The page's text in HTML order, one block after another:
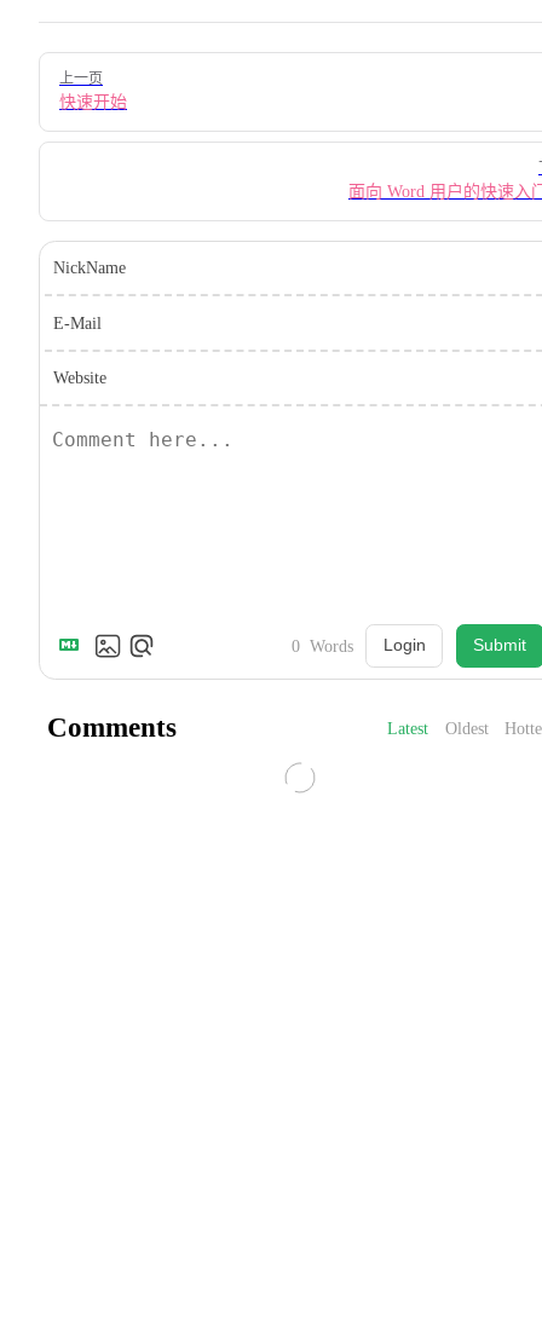
Pager
上一页
快速开始
面向 Word 用户的快速入
NickName
E-Mail
Website
0 Words Login Submit
Comments Latest Oldest